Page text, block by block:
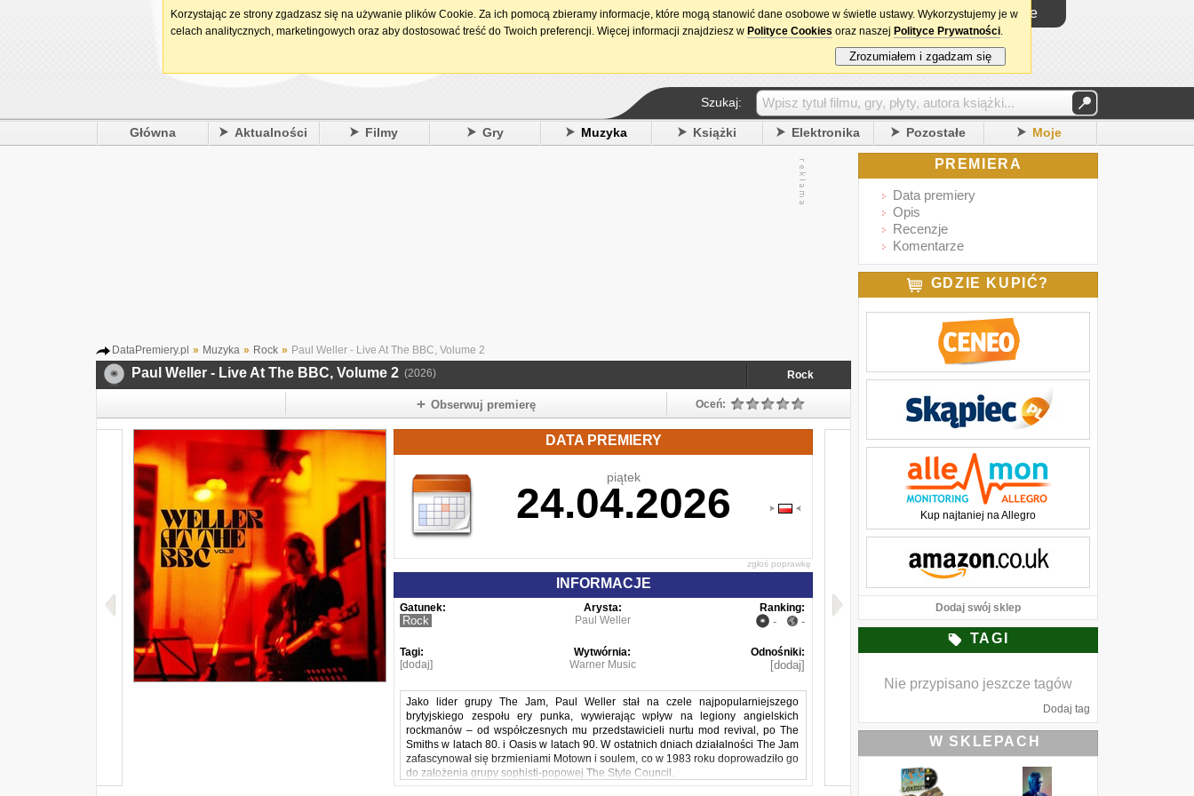
15. urodziny DataPremiery.pl Logowanie
Szukaj:
Główna Aktualności Filmy Gry Muzyka Książki Elektronika Pozostałe Moje
DataPremiery.pl » Muzyka » Rock » Paul Weller - Live At The BBC, Volume 2
Paul Weller - Live At The BBC, Volume 2 (2026) Rock
Obserwuj premierę Oceń:
DATA PREMIERY
piątek
24.04.2026
zgłoś poprawkę
INFORMACJE
Gatunek:
Rock
Arysta:
Paul Weller
Ranking:
- -
Tagi:
[dodaj]
Wytwórnia:
Warner Music
Odnośniki:
[dodaj]
Jako lider grupy The Jam, Paul Weller stał na czele najpopularniejszego
brytyjskiego zespołu ery punka, wywierając wpływ na legiony angielskich
rockmanów – od współczesnych mu przedstawicieli nurtu mod revival, po The
Smiths w latach 80. i Oasis w latach 90. W ostatnich dniach działalności The Jam
zafascynował się brzmieniami Motown i soulem, co w 1983 roku doprowadziło go
do założenia grupy sophisti-popowej The Style Council.
PREMIERA
Data premiery
Opis
Recenzje
Komentarze
GDZIE KUPIĆ?
Kup najtaniej na Allegro
Dodaj swój sklep
TAGI
Nie przypisano jeszcze tagów
Dodaj tag
W SKLEPACH
Korzystając ze strony zgadzasz się na używanie plików Cookie. Za ich pomocą zbieramy informacje, które mogą stanowić dane osobowe w świetle ustawy. Wykorzystujemy je w
celach analitycznych, marketingowych oraz aby dostosować treść do Twoich preferencji. Więcej informacji znajdziesz w Polityce Cookies oraz naszej Polityce Prywatności.
Zrozumiałem i zgadzam się